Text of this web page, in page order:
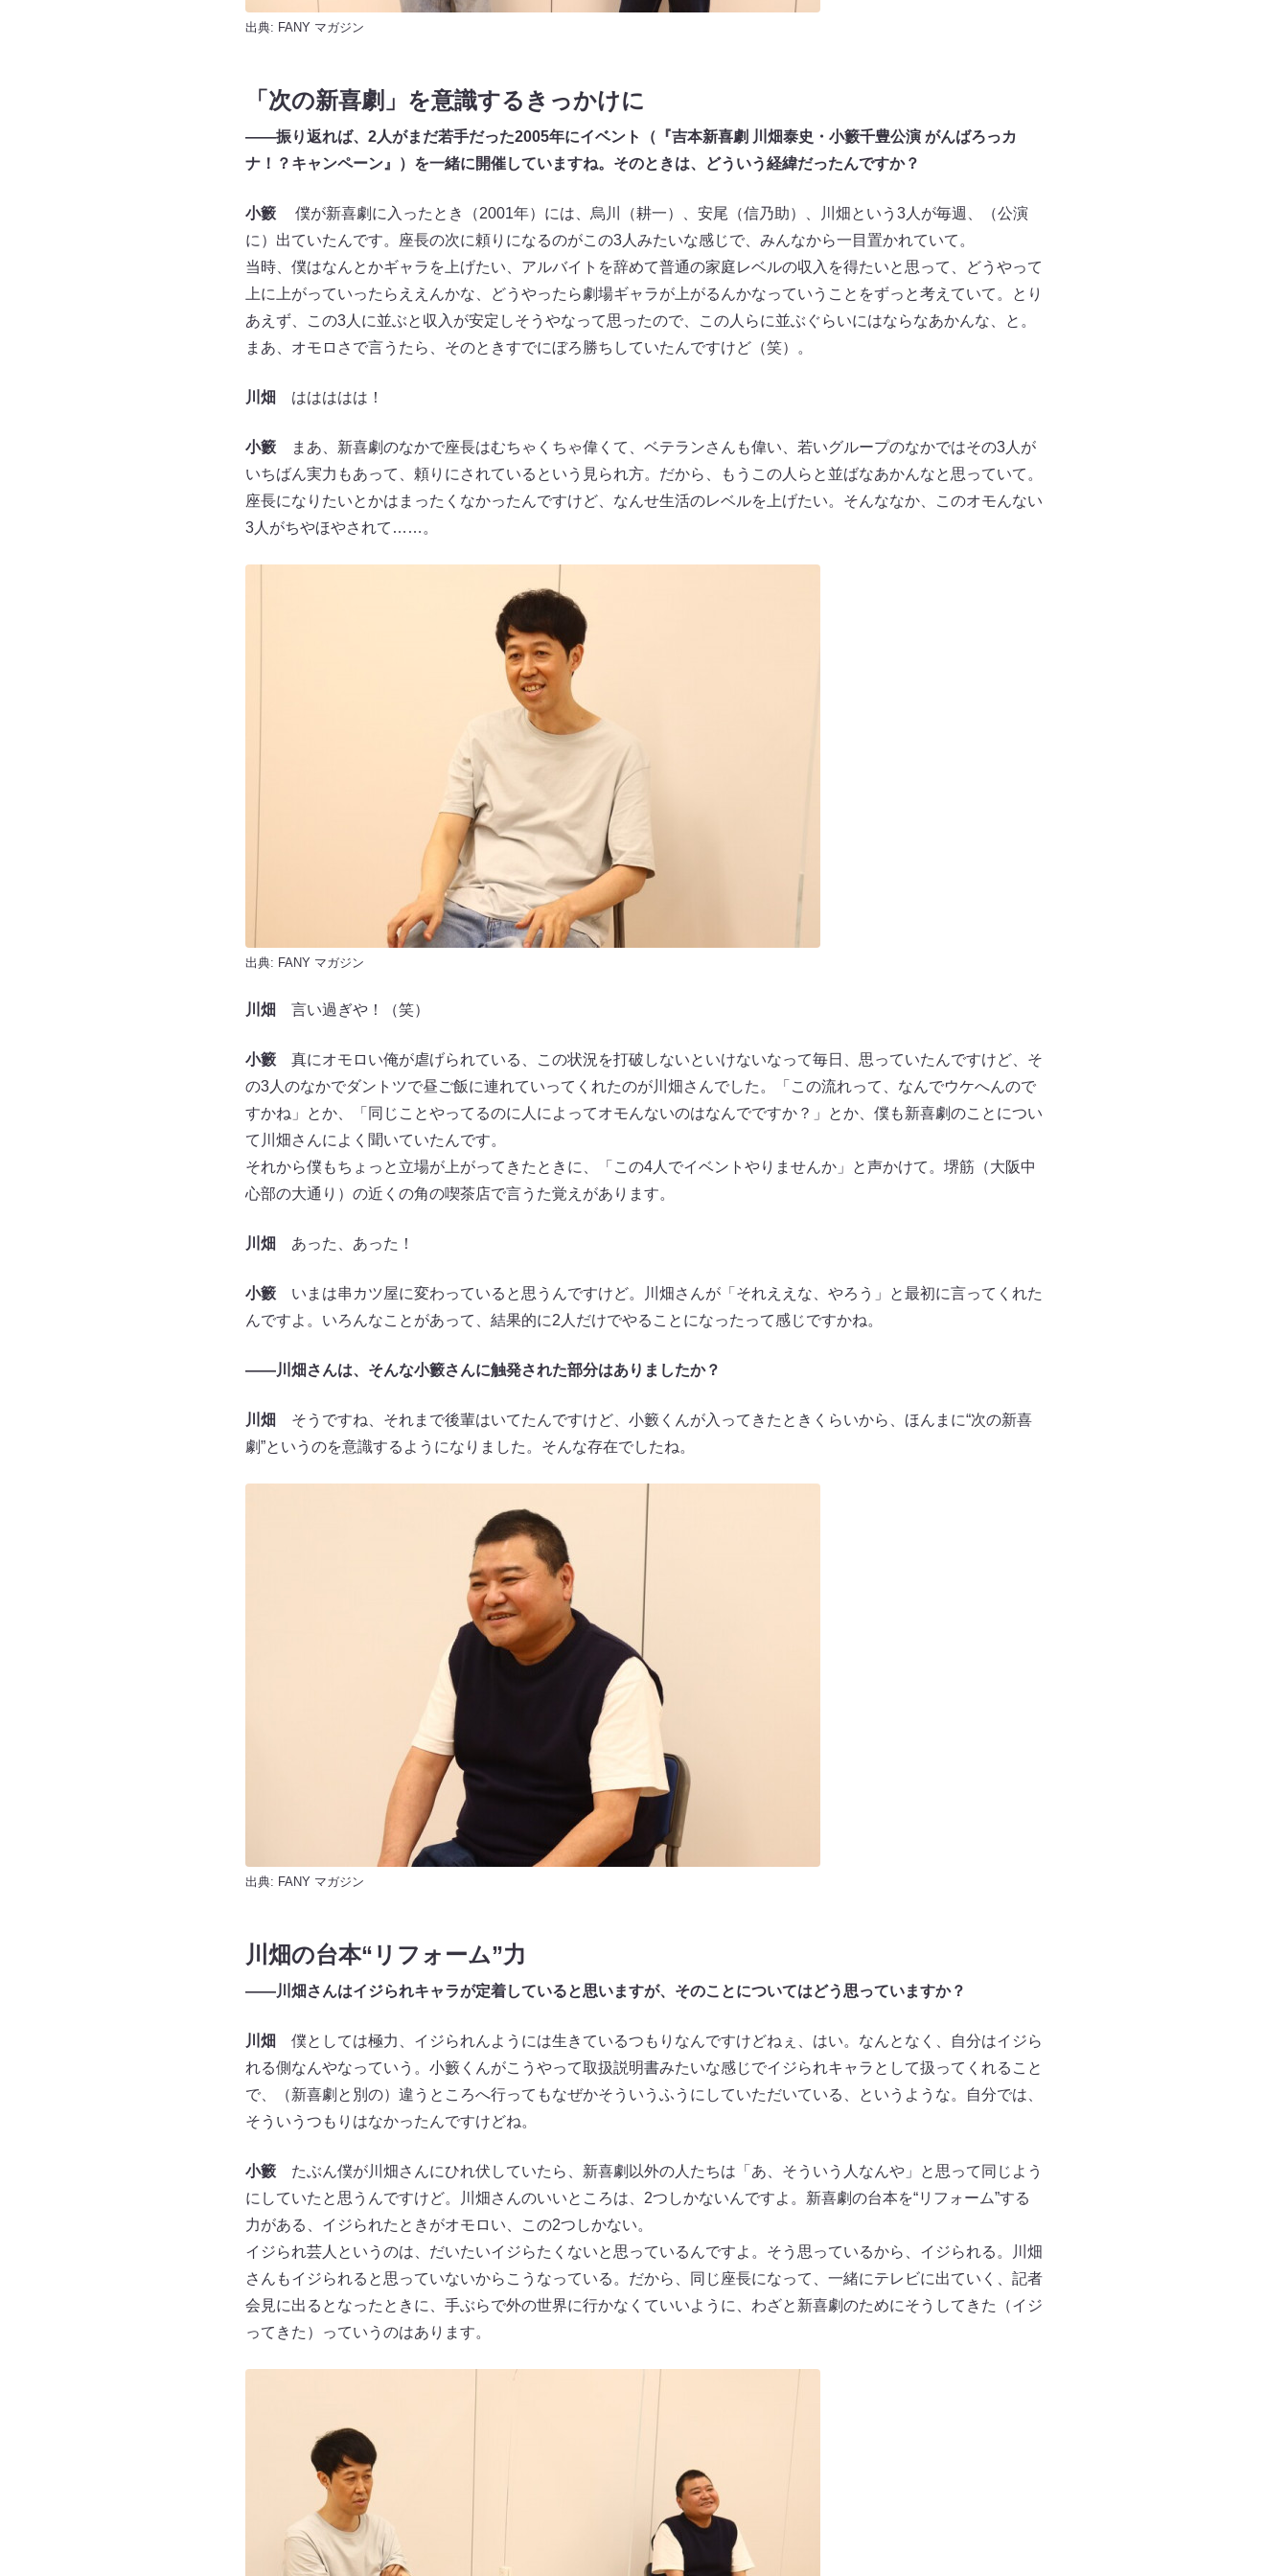
出典: FANY マガジン
「次の新喜劇」を意識するきっかけに
——振り返れば、2人がまだ若手だった2005年にイベント（『吉本新喜劇 川畑泰史・小籔千豊公演 がんばろっカ
ナ！？キャンペーン』）を一緒に開催していますね。そのときは、どういう経緯だったんですか？
小籔僕が新喜劇に入ったとき（2001年）には、烏川（耕一）、安尾（信乃助）、川畑という3人が毎週、（公演
に）出ていたんです。座長の次に頼りになるのがこの3人みたいな感じで、みんなから一目置かれていて。
当時、僕はなんとかギャラを上げたい、アルバイトを辞めて普通の家庭レベルの収入を得たいと思って、どうやって
上に上がっていったらええんかな、どうやったら劇場ギャラが上がるんかなっていうことをずっと考えていて。とり
あえず、この3人に並ぶと収入が安定しそうやなって思ったので、この人らに並ぶぐらいにはならなあかんな、と。
まあ、オモロさで言うたら、そのときすでにぼろ勝ちしていたんですけど（笑）。
川畑 ははははは！
小籔まあ、新喜劇のなかで座長はむちゃくちゃ偉くて、ベテランさんも偉い、若いグループのなかではその3人が
いちばん実力もあって、頼りにされているという見られ方。だから、もうこの人らと並ばなあかんなと思っていて。
座長になりたいとかはまったくなかったんですけど、なんせ生活のレベルを上げたい。そんななか、このオモんない
3人がちやほやされて……。
出典: FANY マガジン
川畑 言い過ぎや！（笑）
小籔真にオモロい俺が虐げられている、この状況を打破しないといけないなって毎日、思っていたんですけど、そ
の3人のなかでダントツで昼ご飯に連れていってくれたのが川畑さんでした。「この流れって、なんでウケへんので
すかね」とか、「同じことやってるのに人によってオモんないのはなんでですか？」とか、僕も新喜劇のことについ
て川畑さんによく聞いていたんです。
それから僕もちょっと立場が上がってきたときに、「この4人でイベントやりませんか」と声かけて。堺筋（大阪中
心部の大通り）の近くの角の喫茶店で言うた覚えがあります。
川畑 あった、あった！
小籔いまは串カツ屋に変わっていると思うんですけど。川畑さんが「それええな、やろう」と最初に言ってくれた
んですよ。いろんなことがあって、結果的に2人だけでやることになったって感じですかね。
——川畑さんは、そんな小籔さんに触発された部分はありましたか？
川畑 そうですね、それまで後輩はいてたんですけど、小籔くんが入ってきたときくらいから、ほんまに“次の新喜
劇”というのを意識するようになりました。そんな存在でしたね。
出典: FANY マガジン
川畑の台本“リフォーム”力
——川畑さんはイジられキャラが定着していると思いますが、そのことについてはどう思っていますか？
川畑 僕としては極力、イジられんようには生きているつもりなんですけどねぇ、はい。なんとなく、自分はイジら
れる側なんやなっていう。小籔くんがこうやって取扱説明書みたいな感じでイジられキャラとして扱ってくれること
で、（新喜劇と別の）違うところへ行ってもなぜかそういうふうにしていただいている、というような。自分では、
そういうつもりはなかったんですけどね。
小籔たぶん僕が川畑さんにひれ伏していたら、新喜劇以外の人たちは「あ、そういう人なんや」と思って同じよう
にしていたと思うんですけど。川畑さんのいいところは、2つしかないんですよ。新喜劇の台本を“リフォーム”する
力がある、イジられたときがオモロい、この2つしかない。
イジられ芸人というのは、だいたいイジらたくないと思っているんですよ。そう思っているから、イジられる。川畑
さんもイジられると思っていないからこうなっている。だから、同じ座長になって、一緒にテレビに出ていく、記者
会見に出るとなったときに、手ぶらで外の世界に行かなくていいように、わざと新喜劇のためにそうしてきた（イジ
ってきた）っていうのはあります。